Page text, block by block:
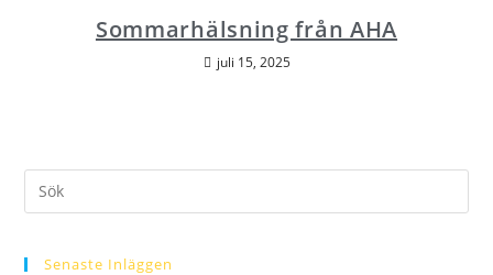
Sommarhälsning från AHA
juli 15, 2025
Senaste Inläggen